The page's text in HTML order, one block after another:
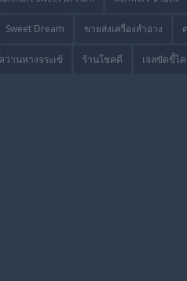
Sweet Dream ขายส่งเครื่องสำอาง
ว่านหางจระเข้ ร้านโชคดี เจลขัดขี้ไ